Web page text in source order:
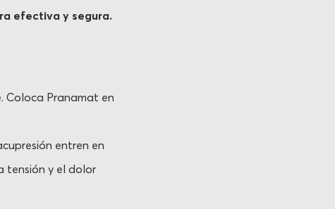
efectiva y segura.
Coloca Pranamat en
entren en
tensión y el dolor